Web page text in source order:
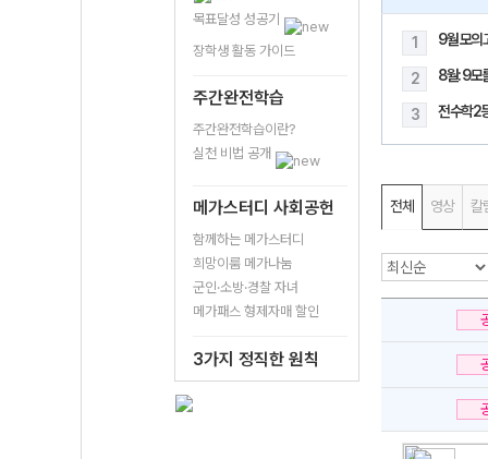
목표달성 성공기
장학생 활동 가이드
주간완전학습
주간완전학습이란?
실천 비법 공개
메가스터디 사회공헌
함께하는 메가스터디
희망이룸 메가나눔
군인·소방·경찰 자녀
메가패스 형제자매 할인
3가지 정직한 원칙
1 9월 모의
2 8월: 9모
3 전수학2
전체 영상 칼